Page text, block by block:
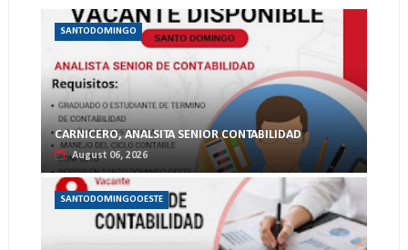
SANTODOMINGO
CARNICERO, ANALSITA SENIOR CONTABILIDAD
August 06, 2026
SANTODOMINGOOESTE